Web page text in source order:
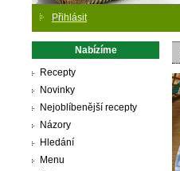
Přihlásit
Nabízíme
Recepty
Novinky
Nejoblíbenější recepty
Názory
Hledání
Menu